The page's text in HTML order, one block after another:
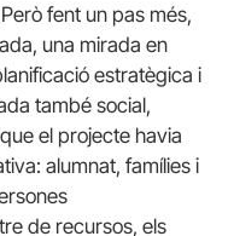
fent un pas més,
una mirada en
estratègica i
també social,
el projecte havia
alumnat, famílies i
de recursos, els